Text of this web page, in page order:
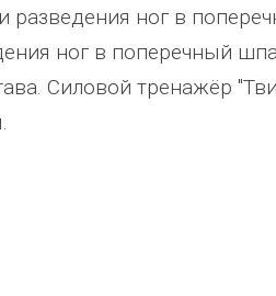
ног в
ног в поперечный
Силовой тренажёр